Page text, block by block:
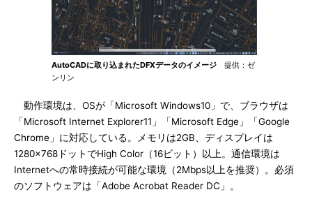
AutoCADに取り込まれたDFXデータのイメージ 提供：ゼ
ンリン
動作環境は、OSが「Microsoft Windows10」で、ブラウザは
「Microsoft Internet Explorer11」「Microsoft Edge」「Google
Chrome」に対応している。メモリは2GB、ディスプレイは
1280×768ドットでHigh Color（16ビット）以上。通信環境は
Internetへの常時接続が可能な環境（2Mbps以上を推奨）。必須
のソフトウェアは「Adobe Acrobat Reader DC」。